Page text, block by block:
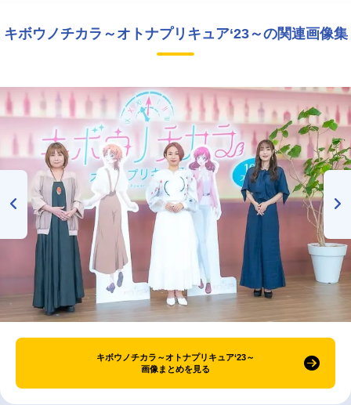
キボウノチカラ～オトナプリキュア‘23～の関連画像集
キボウノチカラ～オトナプリキュア‘23～
画像まとめを見る